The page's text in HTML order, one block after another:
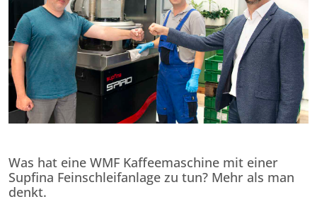
Was hat eine WMF Kaffeemaschine mit einer
Supfina Feinschleifanlage zu tun? Mehr als man
denkt.